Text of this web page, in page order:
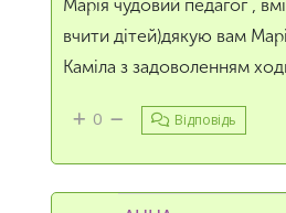
Марія чудовий педагог ,
вчити дітей)дякую вам
Каміла з задоволенням
0 Відповідь